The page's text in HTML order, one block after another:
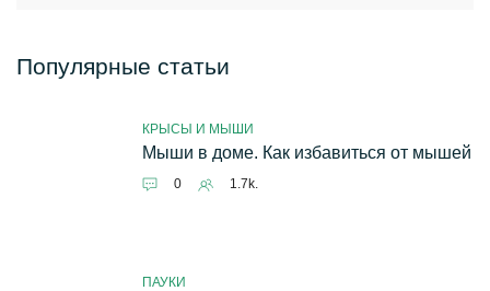
Популярные статьи
КРЫСЫ И МЫШИ
Мыши в доме. Как избавиться от мышей
0 1.7k.
ПАУКИ